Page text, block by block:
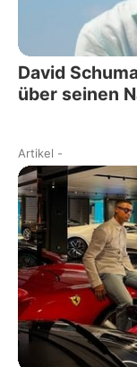
David
über seinen
Artikel -